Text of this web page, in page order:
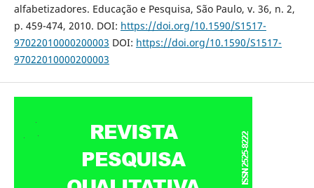
alfabetizadores. Educação e Pesquisa, São Paulo, v. 36, n. 2,
p. 459-474, 2010. DOI: https://doi.org/10.1590/S1517-
97022010000200003 DOI: https://doi.org/10.1590/S1517-
97022010000200003